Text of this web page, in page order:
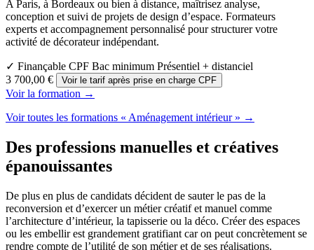
A Paris, à Bordeaux ou bien à distance, maîtrisez analyse,
conception et suivi de projets de design d’espace. Formateurs
experts et accompagnement personnalisé pour structurer votre
activité de décorateur indépendant.
✓ Finançable CPF Bac minimum Présentiel + distanciel
3 700,00 €
Voir le tarif après prise en charge CPF
Voir la formation →
Voir toutes les formations « Aménagement intérieur » →
Des professions manuelles et créatives
épanouissantes
De plus en plus de candidats décident de sauter le pas de la
reconversion et d’exercer un métier créatif et manuel comme
l’architecture d’intérieur, la tapisserie ou la déco. Créer des espaces
ou les embellir est grandement gratifiant car on peut concrètement se
rendre compte de l’utilité de son métier et de ses réalisations.